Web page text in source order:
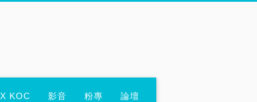
KOC 影音 粉專 論壇